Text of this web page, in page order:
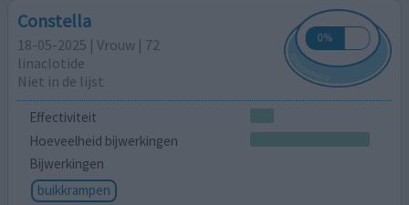
Constella
18-05-2025 | Vrouw | 72
linaclotide
Niet in de lijst
Effectiviteit
Hoeveelheid bijwerkingen
Bijwerkingen
buikkrampen